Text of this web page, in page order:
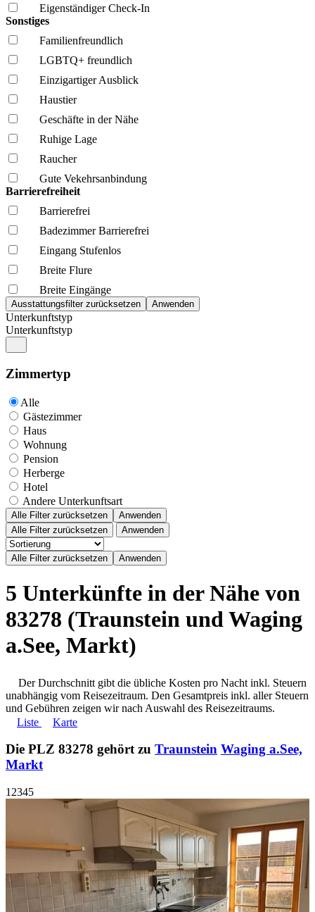
Eigenständiger Check-In
Sonstiges
Familien­freundlich
LGBTQ+ freundlich
Einzigartiger Ausblick
Haustier
Geschäfte in der Nähe
Ruhige Lage
Raucher
Gute Vekehrsanbindung
Barrierefreiheit
Barrierefrei
Badezimmer Barrierefrei
Eingang Stufenlos
Breite Flure
Breite Eingänge
Unterkunftstyp
Unterkunftstyp
Zimmertyp
Alle
Gästezimmer
Haus
Wohnung
Pension
Herberge
Hotel
Andere Unterkunftsart
Alle Filter zurücksetzen
Anwenden
Alle Filter zurücksetzen
Anwenden
5 Unterkünfte in der Nähe von
83278 (Traunstein und Waging
a.See, Markt)
Der Durchschnitt gibt die übliche Kosten pro Nacht inkl. Steuern
unabhängig vom Reisezeitraum. Den Gesamtpreis inkl. aller Steuern
und Gebühren zeigen wir nach Auswahl des Reisezeitraums.
Liste
Karte
Die PLZ 83278 gehört zu Traunstein Waging a.See,
Markt
1 2345